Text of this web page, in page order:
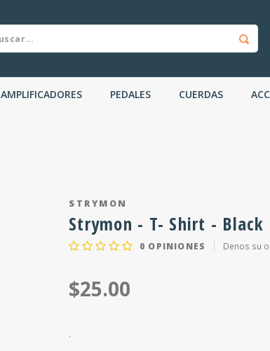
AMPLIFICADORES PEDALES CUERDAS
STRYMON
Strymon - T- Shirt - Black
0 OPINIONES Denos su
$25.00
.